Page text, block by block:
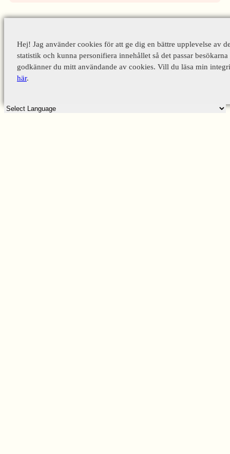
Hej! Jag använder cookies för att ge dig en bättre upplevelse av
statistik och kunna personifiera innehållet så det passar
godkänner du mitt användande av cookies. Vill du läsa min
här.